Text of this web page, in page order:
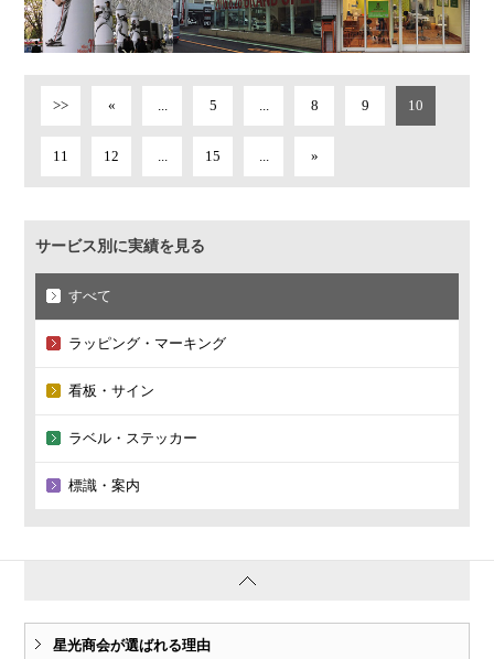
>> « 5 8 9 10
11 12 15 »
サービス別に実績を見る
すべて
ラッピング・マーキング
看板・サイン
ラベル・ステッカー
標識・案内
星光商会が選ばれる理由